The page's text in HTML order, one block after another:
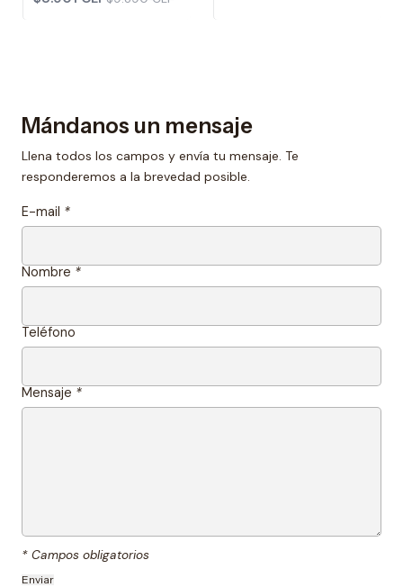
Mándanos un mensaje
Llena todos los campos y envía tu mensaje. Te
responderemos a la brevedad posible.
E-mail *
Nombre *
Teléfono
Mensaje *
* Campos obligatorios